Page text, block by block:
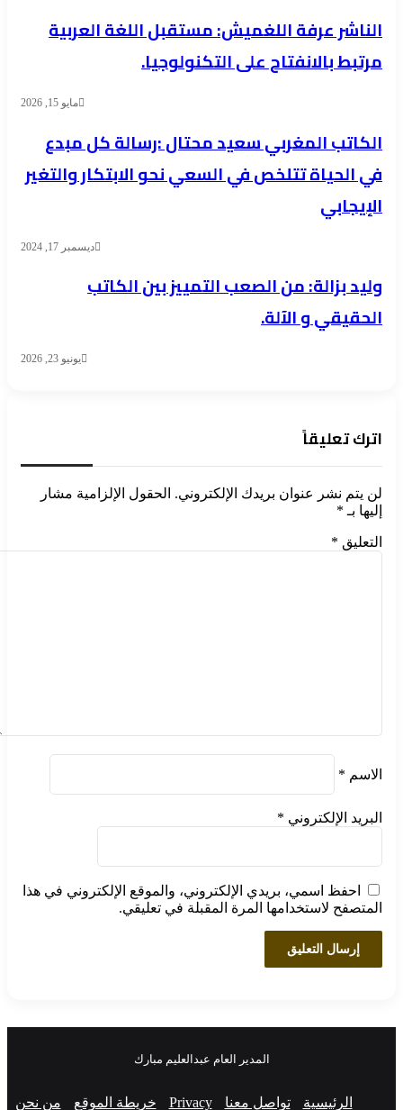
الناشر عرفة اللغميش: مستقبل اللغة العربية
مرتبط بالانفتاح على التكنولوجيا.
مايو 15, 2026
الكاتب المغربي سعيد محتال :رسالة كل مبدع
في الحياة تتلخص في السعي نحو الابتكار والتغير
الإيجابي
ديسمبر 17, 2024
وليد بزالة: من الصعب التمييز بين الكاتب
الحقيقي و الآلة.
يونيو 23, 2026
اترك تعليقاً
لن يتم نشر عنوان بريدك الإلكتروني.
الحقول الإلزامية مشار
إليها بـ *
التعليق *
الاسم *
البريد الإلكتروني *
احفظ اسمي، بريدي الإلكتروني، والموقع الإلكتروني في هذا
المتصفح لاستخدامها المرة المقبلة في تعليقي.
المدير العام عبدالعليم مبارك
الرئيسية تواصل معنا Privacy خريطة الموقع من نحن